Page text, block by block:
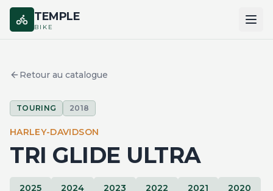
TEMPLE
BIKE
MARQUES
COMPARER
Retour au catalogue
TOURING 2018
HARLEY-DAVIDSON
TRI GLIDE ULTRA
2025 2024 2023 2022 2021
2020